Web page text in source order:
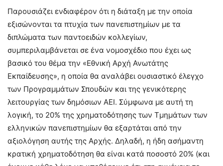
Παρουσιάζει ενδιαφέρον ότι η διάταξη με την οποία
εξισώνονται τα πτυχία των πανεπιστημίων με τα
διπλώματα των παντοειδών κολλεγίων,
συμπεριλαμβάνεται σε ένα νομοσχέδιο που έχει ως
βασικό του θέμα την «Εθνική Αρχή Ανωτάτης
Εκπαίδευσης», η οποία θα αναλάβει ουσιαστικό έλεγχο
των Προγραμμάτων Σπουδών και της γενικότερης
λειτουργίας των δημόσιων ΑΕΙ. Σύμφωνα με αυτή τη
λογική, το 20% της χρηματοδότησης των Τμημάτων των
ελληνικών πανεπιστημίων θα εξαρτάται από την
αξιολόγηση αυτής της Αρχής. Δηλαδή, η ήδη ασήμαντη
κρατική χρηματοδότηση θα είναι κατά ποσοστό 20% (και